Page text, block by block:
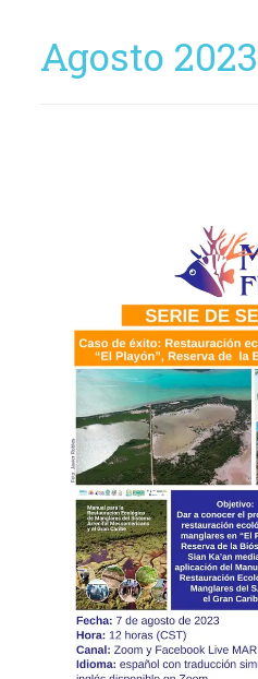
Agosto 2023